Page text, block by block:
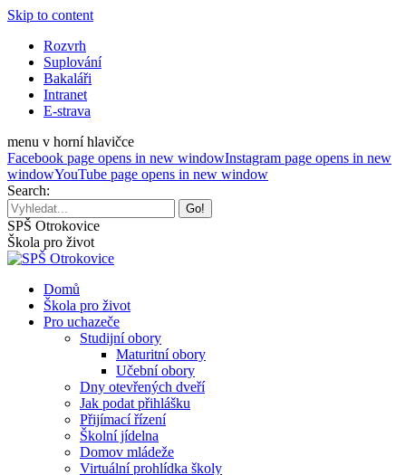
Skip to content
Rozvrh
Suplování
Bakaláři
Intranet
E-strava
menu v horní hlavičce
Facebook page opens in new windowInstagram page opens in new
windowYouTube page opens in new window
Search:
SPŠ Otrokovice
Škola pro život
Domů
Škola pro život
Pro uchazeče
Studijní obory
Maturitní obory
Učební obory
Dny otevřených dveří
Jak podat přihlášku
Přijímací řízení
Školní jídelna
Domov mládeže
Virtuální prohlídka školy